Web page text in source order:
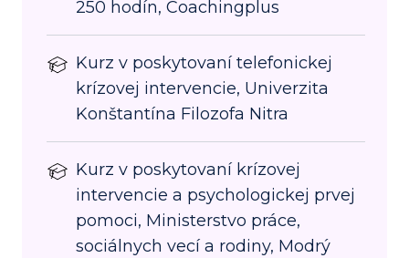
250 hodín, Coachingplus
Kurz v poskytovaní telefonickej
krízovej intervencie, Univerzita
Konštantína Filozofa Nitra
Kurz v poskytovaní krízovej
intervencie a psychologickej prvej
pomoci, Ministerstvo práce,
sociálnych vecí a rodiny, Modrý